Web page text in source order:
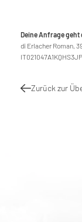
Deine Anfrage geht
di Erlacher Roman,
Zurück zur